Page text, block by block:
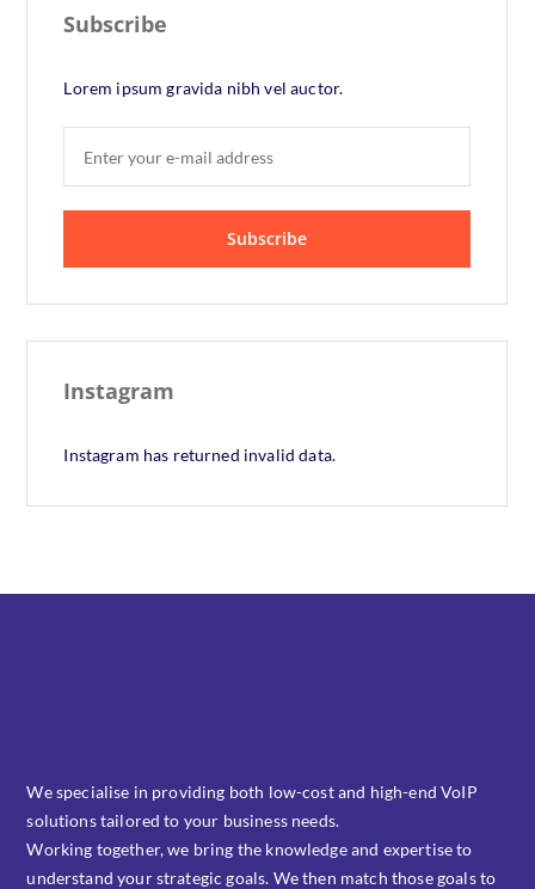
Subscribe
Lorem ipsum gravida nibh vel auctor.
Instagram
Instagram has returned invalid data.
We specialise in providing both low-cost and high-end VoIP
solutions tailored to your business needs.
Working together, we bring the knowledge and expertise to
understand your strategic goals. We then match those goals to